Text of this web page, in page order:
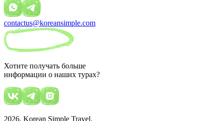
contactus@koreansimple.com
Хотите получать больше
информации о наших турах?
2026, Korean Simple Travel,